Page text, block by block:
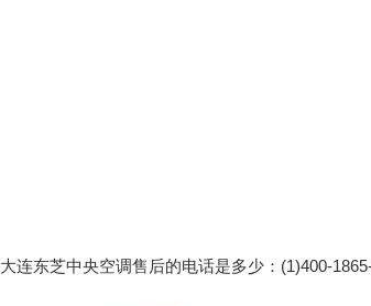
大连东芝中央空调售后的电话是多少：(1)400-